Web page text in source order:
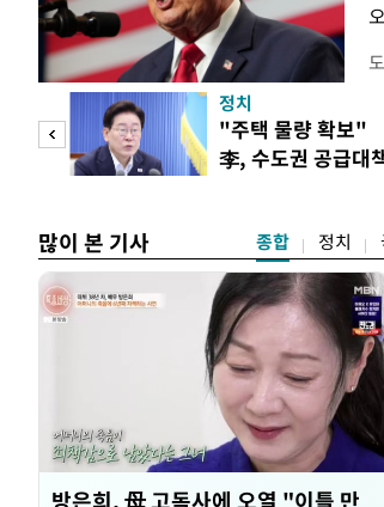
러
정치
"주택 물량 확보"
李, 수도권 공급대
많이 본 기사 종합 정치
방은희, 母 고독사에 오열 "이틀 만